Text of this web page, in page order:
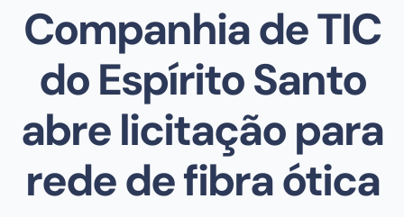
Companhia de TIC
do Espírito Santo
abre licitação para
rede de fibra ótica